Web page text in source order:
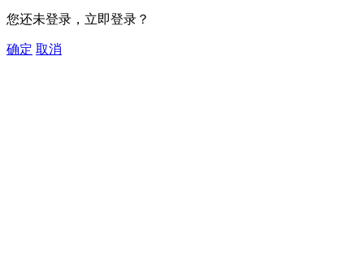
您还未登录，立即登录？
确定 取消